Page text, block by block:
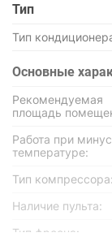
Тип
Тип
Основные
Рекомендуемая
площадь
Работа при
температуре:
Тип компрессора:
Наличие пульта:
Тип фреона: